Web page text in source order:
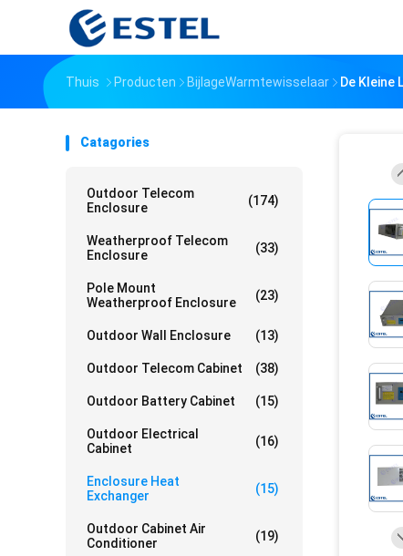
Thuis Producten BijlageWarmtewisselaar De Kleine
Catagories
Outdoor Telecom
Enclosure
(174)
Weatherproof Telecom
Enclosure
(33)
Pole Mount
Weatherproof Enclosure
(23)
Outdoor Wall Enclosure (13)
Outdoor Telecom Cabinet (38)
Outdoor Battery Cabinet (15)
Outdoor Electrical
Cabinet
(16)
Enclosure Heat
Exchanger
(15)
Outdoor Cabinet Air
Conditioner
(19)